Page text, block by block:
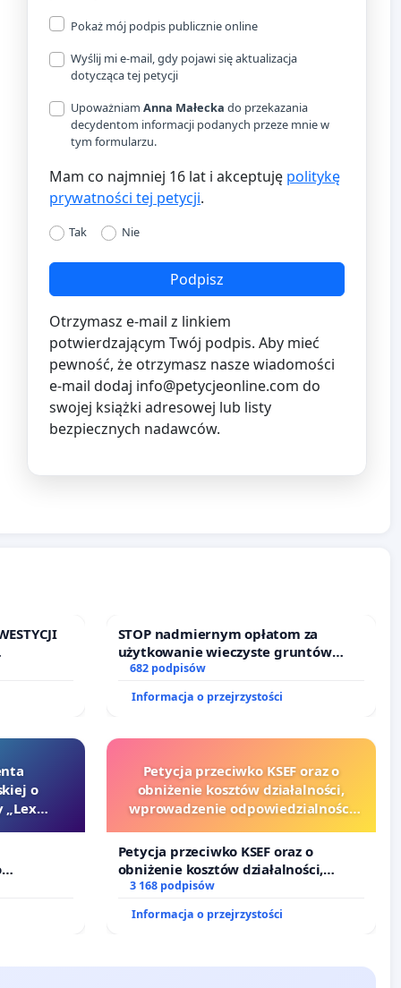
Pokaż mój podpis publicznie online
Wyślij mi e-mail, gdy pojawi się aktualizacja
dotycząca tej petycji
Upoważniam Anna Małecka do przekazania
decydentom informacji podanych przeze mnie w
tym formularzu.
Mam co najmniej 16 lat i akceptuję politykę
prywatności tej petycji.
Tak Nie
Podpisz
Otrzymasz e-mail z linkiem
potwierdzającym Twój podpis. Aby mieć
pewność, że otrzymasz nasze wiadomości
e-mail dodaj info@petycjeonline.com do
swojej książki adresowej lub listy
bezpiecznych nadawców.
STOP nadmiernym opłatom za
użytkowanie wieczyste gruntów
zajmowanych przez rodzinne ogrody
682 podpisów
Informacja o przejrzystości
o
„Lex
Petycja przeciwko KSEF oraz o
obniżenie kosztów działalności,
wprowadzenie odpowiedzialności
i sędziów
Petycja przeciwko KSEF oraz o
obniżenie kosztów działalności,
wprowadzenie odpowiedzialności
sędziów
3 168 podpisów
Informacja o przejrzystości